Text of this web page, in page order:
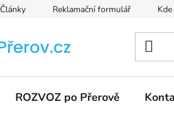
Články Reklamační formulář Kde
ROZVOZ po Přerově